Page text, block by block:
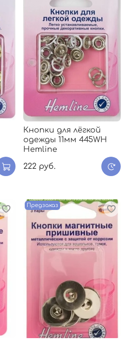
Кнопки для лёгкой
одежды 11мм 445WH
Hemline
222 руб.
Предзаказ